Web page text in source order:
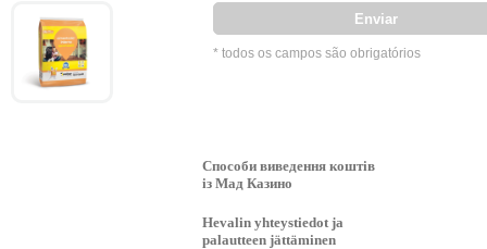
* todos os campos são obrigatórios
Способи виведення коштів
із Мад Казино
Hevalin yhteystiedot ja
palautteen jättäminen